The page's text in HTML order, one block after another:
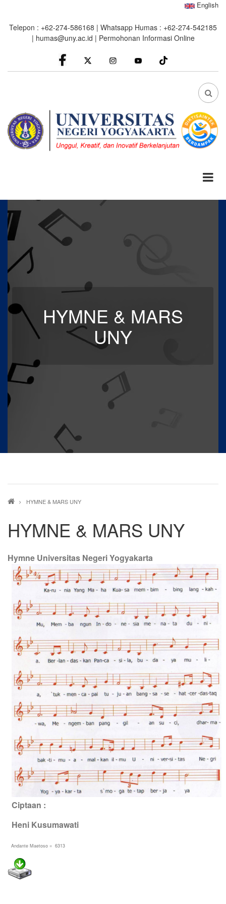
main
English
Telepon : +62-274-586168 | Whatsapp Humas : +62-274-542185
| humas@uny.ac.id | Permohonan Informasi Online
facebook
Instagram youtube
FA
HYMNE & MARS
UNY
Breadcrumb
HYMNE & MARS UNY
HYMNE & MARS UNY
Hymne Universitas Negeri Yogyakarta
Ciptaan :
Heni Kusumawati
Andante Maetoso = 6313